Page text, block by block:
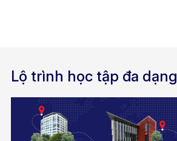
Lộ trình học tập đa dạng